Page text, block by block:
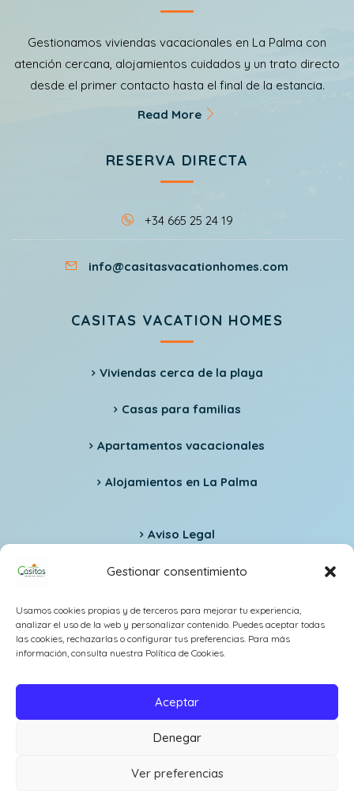
Gestionar consentimiento
Usamos cookies propias y de terceros para mejorar tu experiencia,
analizar el uso de la web y personalizar contenido. Puedes aceptar todas
las cookies, rechazarlas o configurar tus preferencias. Para más
información, consulta nuestra Política de Cookies.
Aceptar
Denegar
Ver preferencias
Gestionamos viviendas vacacionales en La Palma con
atención cercana, alojamientos cuidados y un trato directo
desde el primer contacto hasta el final de la estancia.
Read More
RESERVA DIRECTA
+34 665 25 24 19
info@casitasvacationhomes.com
CASITAS VACATION HOMES
Viviendas cerca de la playa
Casas para familias
Apartamentos vacacionales
Alojamientos en La Palma
Aviso Legal
Política de privacidad
Desarrollado por: Sepropyme S.L.
Casitas Vacation Home - Todos los derechos reservados